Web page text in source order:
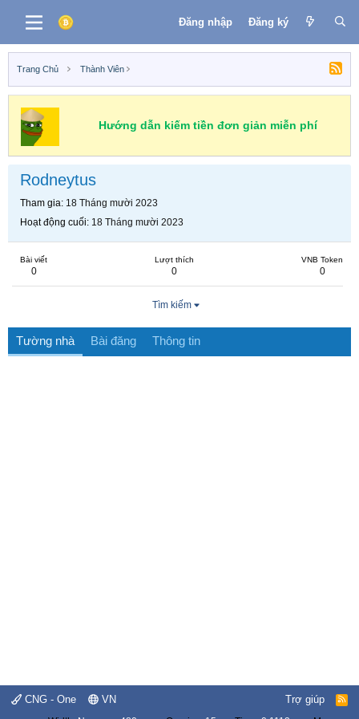
Đăng nhập Đăng ký
Trang Chủ Thành Viên
Hướng dẫn kiếm tiền đơn giản miễn phí
Rodneytus
Tham gia 18 Tháng mười 2023
Hoạt động cuối 18 Tháng mười 2023
Bài viết
0
Lượt thích
0
VNB Token
0
Tìm kiếm
Tường nhà Bài đăng Thông tin
CNG - One VN Trợ giúp
R